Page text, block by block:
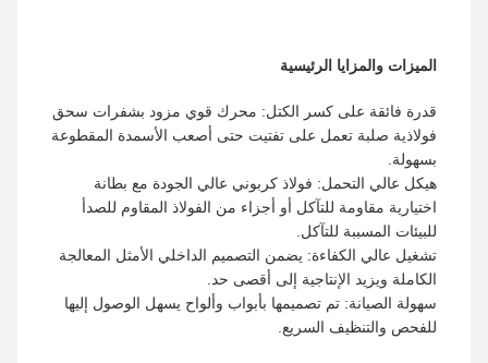
الميزات والمزايا الرئيسية
قدرة فائقة على كسر الكتل: محرك قوي مزود بشفرات سحق
فولاذية صلبة تعمل على تفتيت حتى أصعب الأسمدة المقطوعة
بسهولة.
هيكل عالي التحمل: فولاذ كربوني عالي الجودة مع بطانة
اختيارية مقاومة للتآكل أو أجزاء من الفولاذ المقاوم للصدأ
للبيئات المسببة للتآكل.
تشغيل عالي الكفاءة: يضمن التصميم الداخلي الأمثل المعالجة
الكاملة ويزيد الإنتاجية إلى أقصى حد.
سهولة الصيانة: تم تصميمها بأبواب وألواح يسهل الوصول إليها
للفحص والتنظيف السريع.